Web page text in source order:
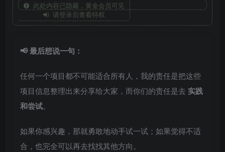
此处内容已隐藏，黄金会员可见
请登录后查看特权
📢 最后想说一句：
任何一个项目都不可能适合所有人，我的责任是把这些
项目信息整理出来分享给大家，而你们的责任是去 实践
和尝试。
如果你感兴趣，那就勇敢地动手试一试；如果觉得不适
合，也完全可以再去找找其他方向。